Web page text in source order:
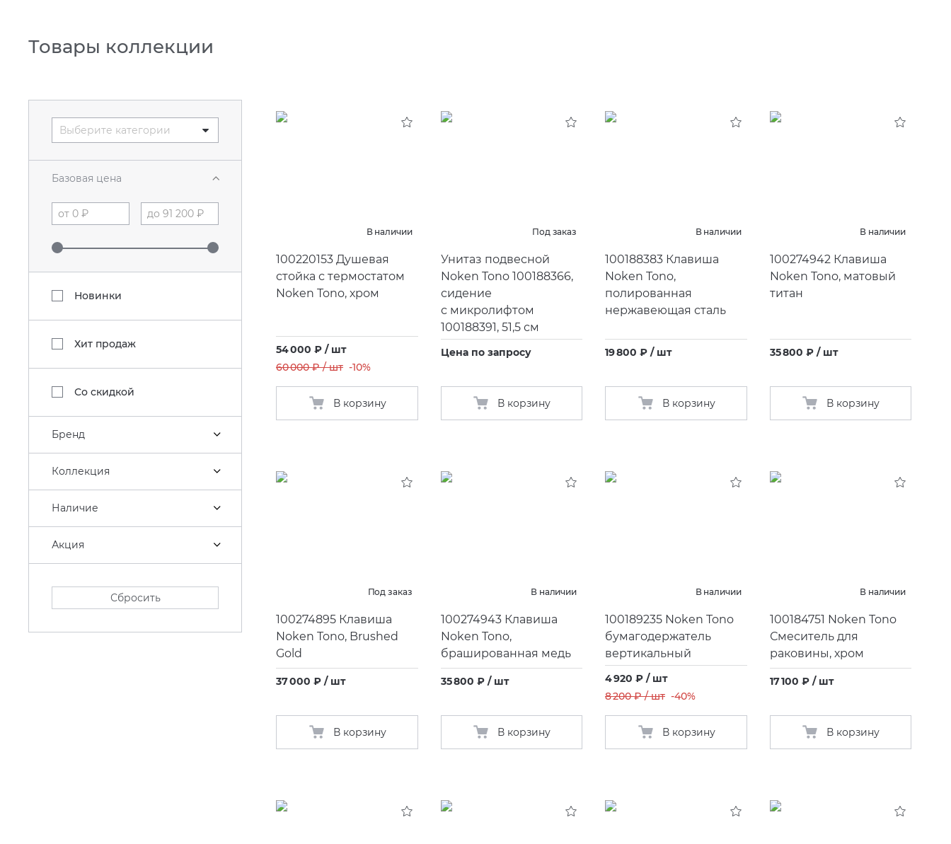
Товары коллекции
Выберите категории
Базовая цена
Новинки
Хит продаж
Со скидкой
Бренд
Коллекция
Наличие
Акция
Сбросить
В наличии
100220153 Душевая
стойка с термостатом
Noken Tono, хром
54 000 ₽ / шт
60 000 ₽ / шт -10%
В корзину
Под заказ
Унитаз подвесной
Noken Tono 100188366,
сидение
с микролифтом
100188391, 51,5 см
Цена по запросу
В корзину
В наличии
100188383 Клавиша
Noken Tono,
полированная
нержавеющая сталь
19 800 ₽ / шт
В корзину
В наличии
100274942 Клавиша
Noken Tono, матовый
титан
35 800 ₽ / шт
В корзину
Под заказ
100274895 Клавиша
Noken Tono, Brushed
Gold
37 000 ₽ / шт
В корзину
В наличии
100274943 Клавиша
Noken Tono,
брашированная медь
35 800 ₽ / шт
В корзину
В наличии
100189235 Noken Tono
бумагодержатель
вертикальный
4 920 ₽ / шт
8 200 ₽ / шт -40%
В корзину
В наличии
100184751 Noken Tono
Смеситель для
раковины, хром
17 100 ₽ / шт
В корзину